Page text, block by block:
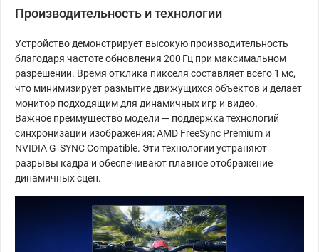
Производительность и технологии
Устройство демонстрирует высокую производительность
благодаря частоте обновления 200 Гц при максимальном
разрешении. Время отклика пикселя составляет всего 1 мс,
что минимизирует размытие движущихся объектов и делает
монитор подходящим для динамичных игр и видео.
Важное преимущество модели — поддержка технологий
синхронизации изображения: AMD FreeSync Premium и
NVIDIA G‑SYNC Compatible. Эти технологии устраняют
разрывы кадра и обеспечивают плавное отображение
динамичных сцен.